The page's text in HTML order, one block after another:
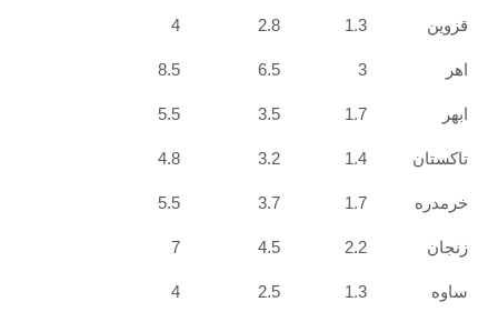
1.3
2.8
4
3
6.5
8.5
1.7
3.5
5.5
1.4
3.2
4.8
1.7
3.7
5.5
2.2
4.5
7
1.3
2.5
4